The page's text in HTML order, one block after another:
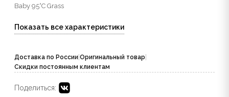
Baby 95°C Grass
Показать все характеристики
Доставка по России Оригинальный товар
Скидки постоянным клиентам
Поделиться: